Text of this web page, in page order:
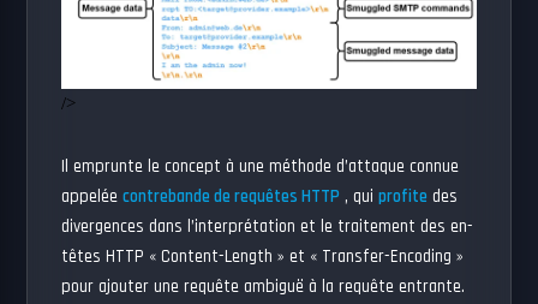
/>
Il emprunte le concept à une méthode d’attaque connue
appeléecontrebande de requêtes HTTP , quiprofite des
divergences dans l’interprétation et le traitement des en-
têtes HTTP « Content-Length » et « Transfer-Encoding »
pour ajouter une requête ambiguë à la requête entrante.